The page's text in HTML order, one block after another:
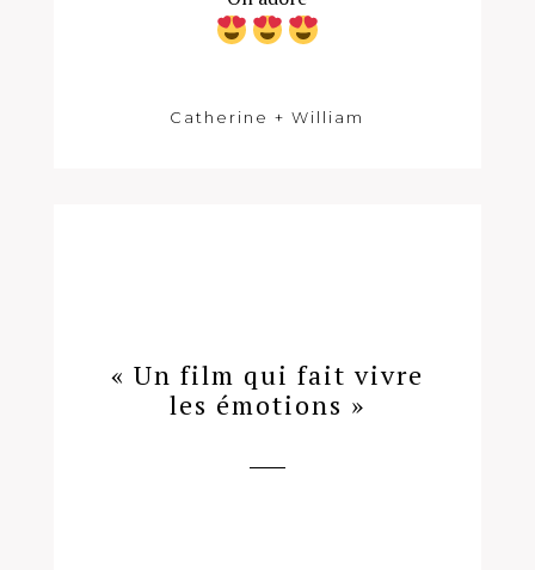
Catherine + William
« Un film qui fait vivre
les émotions »